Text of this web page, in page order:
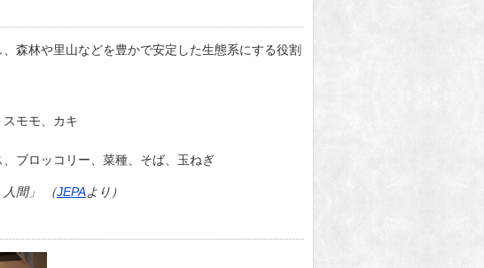
森林や里山などを豊かで安定した生態系にする役割
モモ、カキ
ブロッコリー、菜種、そば、玉ねぎ
人間」 （JEPAより）